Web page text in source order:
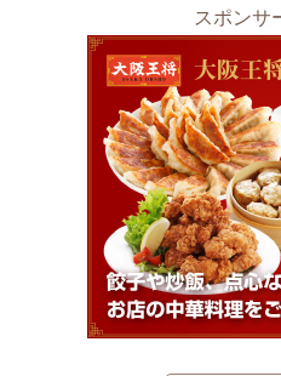
スポンサ